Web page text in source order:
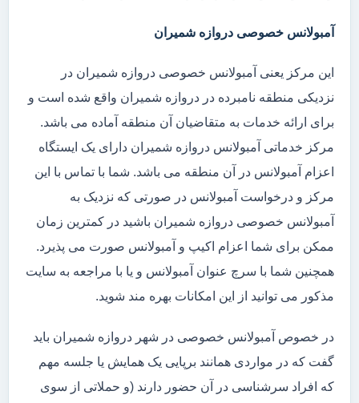
آمبولانس خصوصی دروازه شمیران
این مرکز یعنی آمبولانس خصوصی دروازه شمیران در
نزدیکی منطقه نامبرده در دروازه شمیران واقع شده است و
برای ارائه خدمات به متقاضیان آن منطقه آماده می باشد.
مرکز خدماتی آمبولانس دروازه شمیران دارای یک ایستگاه
اعزام آمبولانس در آن منطقه می باشد. شما با تماس با این
مرکز و درخواست آمبولانس در صورتی که نزدیک به
آمبولانس خصوصی دروازه شمیران باشید در کمترین زمان
ممکن برای شما اعزام اکیپ و آمبولانس صورت می پذیرد.
همچنین شما با سرچ عنوان آمبولانس و یا با مراجعه به سایت
مذکور می توانید از این امکانات بهره مند شوید.
در خصوص آمبولانس خصوصی در شهر دروازه شمیران باید
گفت که در مواردی همانند برپایی یک همایش یا جلسه مهم
که افراد سرشناسی در آن حضور دارند (و حملاتی از سوی